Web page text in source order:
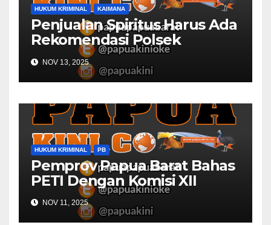
HUKUM KRIMINAL KAIMANA
Penjualan Spiritus Harus Ada
Rekomendasi Polsek
Kaimana
NOV 13, 2025
HUKUM KRIMINAL PB
Pemprov Papua Barat Bahas
PETI Dengan Komisi XII
NOV 11, 2025